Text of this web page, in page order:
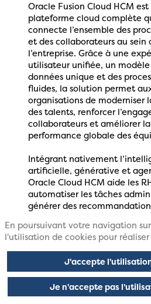
Oracle Fusion Cloud HCM
plateforme cloud complète
connecte l’ensemble des
et des collaborateurs au sein
l’entreprise. Grâce à une
utilisateur unifiée, un
données unique et des
fluides, la solution permet
organisations de moderniser
des talents, renforcer
collaborateurs et améliorer la
performance globale des
Intégrant nativement
artificielle, générative et
Oracle Cloud HCM aide les
automatiser les tâches
générer des
managers dans leurs prises
Les agents IA peuvent
collaborateurs tout au long
parcours : recrutement,
développement des
mobilité interne, gestion des
performances ou encore
En poursuivant votre navigation
l'utilisation de cookies pour
J'accepte
Je n'accepte pas